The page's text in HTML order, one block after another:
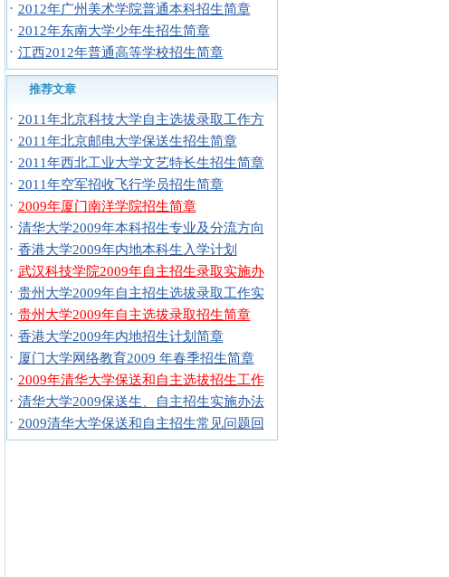
· 2012年广州美术学院普通本科招生简章
· 2012年东南大学少年生招生简章
· 江西2012年普通高等学校招生简章
推荐文章
· 2011年北京科技大学自主选拔录取工作方
· 2011年北京邮电大学保送生招生简章
· 2011年西北工业大学文艺特长生招生简章
· 2011年空军招收飞行学员招生简章
· 2009年厦门南洋学院招生简章
· 清华大学2009年本科招生专业及分流方向
· 香港大学2009年内地本科生入学计划
· 武汉科技学院2009年自主招生录取实施办
· 贵州大学2009年自主招生选拔录取工作实
· 贵州大学2009年自主选拔录取招生简章
· 香港大学2009年内地招生计划简章
· 厦门大学网络教育2009 年春季招生简章
· 2009年清华大学保送和自主选拔招生工作
· 清华大学2009保送生、自主招生实施办法
· 2009清华大学保送和自主招生常见问题回